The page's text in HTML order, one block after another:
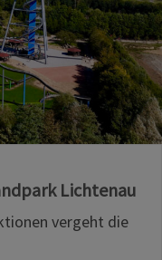
Lichtenau
vergeht die